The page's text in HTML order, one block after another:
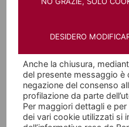
Informativo e/o delle
relative a ciascun
Strumenti Finanziari.
disposizioni dello
DESIDERO
Anche la chiusura,
del presente messaggio è
negazione del consenso
profilazione da parte
Per maggiori dettagli e
dei vari cookie utilizzati si